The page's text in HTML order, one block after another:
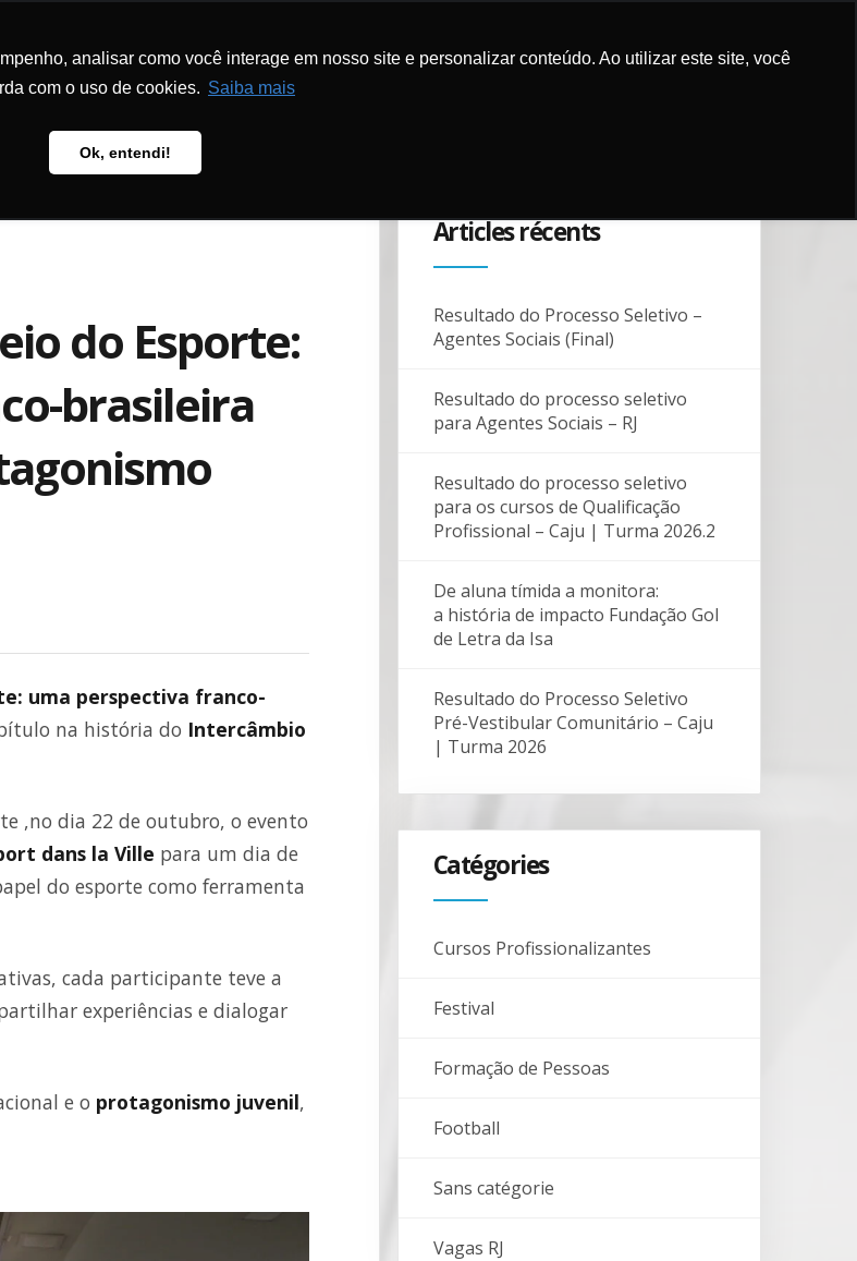
analisar como você interage em nosso site e personalizar conteúdo. Ao utilizar este site, você
com o uso de cookies. Saiba mais
Ok, entendi!
PROGRAMMES PÉDAGOGIE
do Esporte:
brasileira
uma perspectiva franco-
na história do Intercâmbio
,no dia 22 de outubro, o evento
dans la Ville para um dia de
do esporte como ferramenta
cada participante teve a
experiências e dialogar
e o protagonismo juvenil,
Articles récents
Resultado do Processo Seletivo –
Agentes Sociais (Final)
Resultado do processo seletivo
para Agentes Sociais – RJ
Resultado do processo seletivo
para os cursos de Qualificação
Profissional – Caju | Turma 2026.2
De aluna tímida a monitora:
a história de impacto Fundação Gol
de Letra da Isa
Resultado do Processo Seletivo
Pré-Vestibular Comunitário – Caju
| Turma 2026
Catégories
Cursos Profissionalizantes
Festival
Formação de Pessoas
Football
Sans catégorie
Vagas RJ